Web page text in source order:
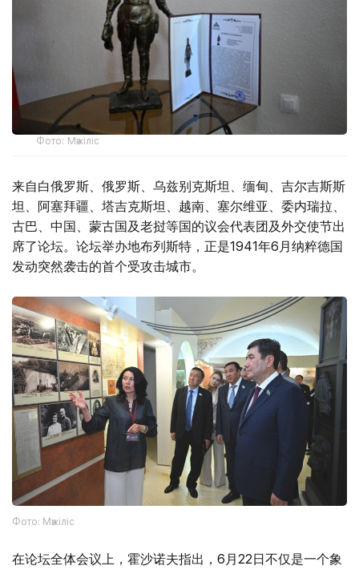
Фото: Мәжіліс
来自白俄罗斯、俄罗斯、乌兹别克斯坦、缅甸、吉尔吉斯斯
坦、阿塞拜疆、塔吉克斯坦、越南、塞尔维亚、委内瑞拉、
古巴、中国、蒙古国及老挝等国的议会代表团及外交使节出
席了论坛。论坛举办地布列斯特，正是1941年6月纳粹德国
发动突然袭击的首个受攻击城市。
Фото: Мәжіліс
在论坛全体会议上，霍沙诺夫指出，6月22日不仅是一个象